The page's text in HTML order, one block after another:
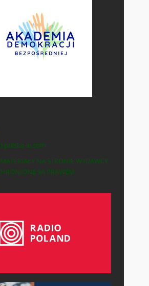
polska-ie.com
NA STRONIE WYDAWCY
SĄ PRAWEM